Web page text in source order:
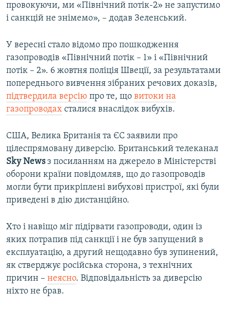
провокуючи, ми «Північний потік-2» не запустимо
і санкцій не знімемо», – додав Зеленський.
У вересні стало відомо про пошкодження
газопроводів «Північний потік – 1» і «Північний
потік – 2». 6 жовтня поліція Швеції, за результатами
попереднього вивчення зібраних речових доказів,
підтвердила версію про те, що витоки на
газопроводах сталися внаслідок вибухів.
США, Велика Британія та ЄС заявили про
цілеспрямовану диверсію. Британський телеканал
Sky Newsз посиланням на джерело в Міністерстві
оборони країни повідомляв, що до газопроводів
могли бути прикріплені вибухові пристрої, які були
приведені в дію дистанційно.
Хто і навіщо міг підірвати газопроводи, один із
яких потрапив під санкції і не був запущений в
експлуатацію, а другий нещодавно був зупинений,
як стверджує російська сторона, з технічних
причин – неясно. Відповідальність за диверсію
ніхто не брав.